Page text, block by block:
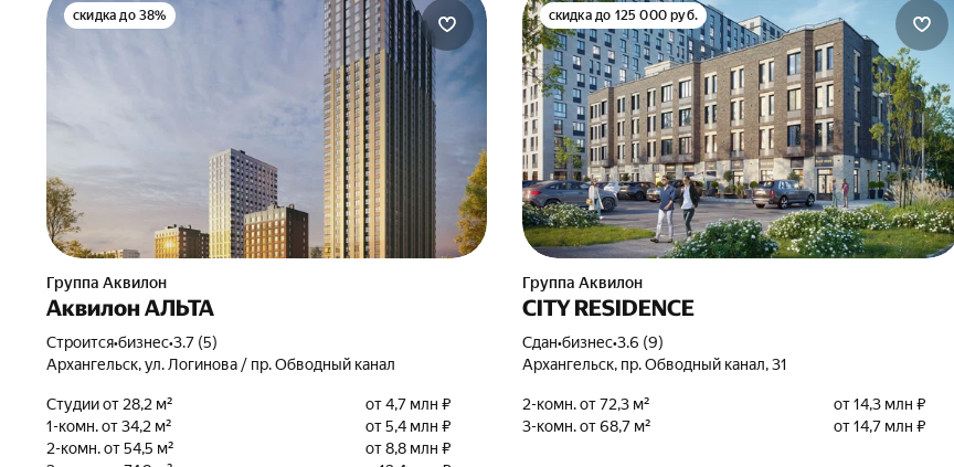
скидка до 38%
Группа Аквилон
Аквилон АЛЬТА
Строится•бизнес•3.7 (5)
Архангельск, ул. Логинова / пр. Обводный канал
Студии от 28,2 м²
от 4,7 млн ₽
1-комн. от 34,2 м²
от 5,4 млн ₽
2-комн. от 54,5 м²
от 8,8 млн ₽
скидка до 125 000 руб.
Группа Аквилон
CITY RESIDENCE
Сдан•бизнес•3.6 (9)
Архангельск, пр. Обводный канал, 31
2-комн. от 72,3 м²
от 14,3 млн ₽
3-комн. от 68,7 м²
от 14,7 млн ₽